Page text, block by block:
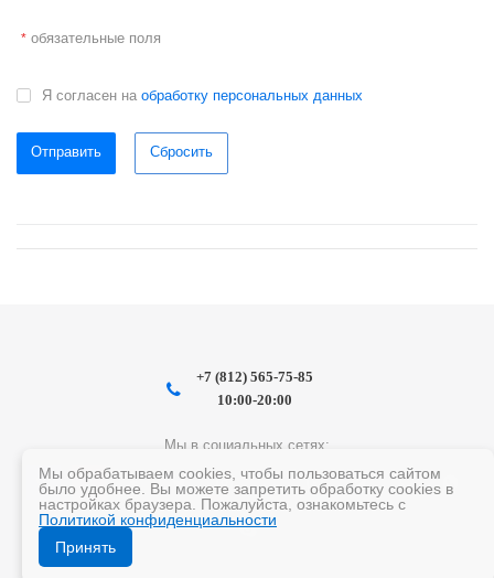
* обязательные поля
Я согласен на обработку персональных данных
Отправить Сбросить
+7 (812) 565-75-85
10:00-20:00
Мы в социальных сетях:
Мы обрабатываем cookies, чтобы пользоваться сайтом
было удобнее. Вы можете запретить обработку cookies в
настройках браузера. Пожалуйста, ознакомьтесь с
Политикой конфиденциальности
Принять